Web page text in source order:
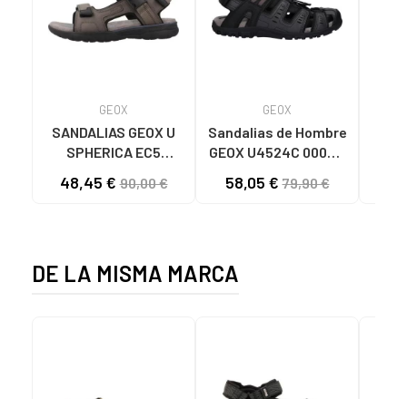
GEOX
SANDALIAS GEOX U
SPHERICA EC5
48,45 €90,00 €
GEOX
Sandalias de Hombre
GEOX U4524C 000ME
BLACK C9999 BLACK
58,05 €79,90 €
DE LA MISMA MARCA